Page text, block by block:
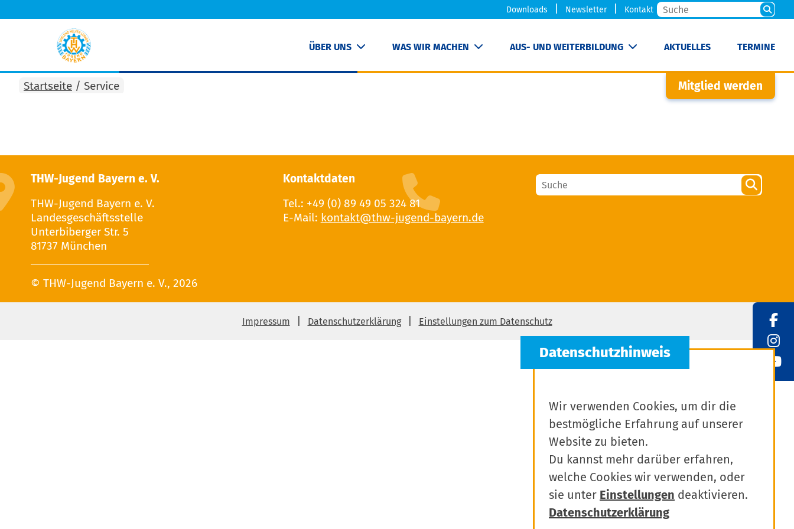
Downloads Newsletter Kontakt
ÜBER UNS WAS WIR MACHEN AUS- UND WEITERBILDUNG AKTUELLES TERMINE
Mitglied werden
Startseite / Service
THW-Jugend Bayern e. V.
THW-Jugend Bayern e. V.
Landesgeschäftsstelle
Unterbiberger Str. 5
81737 München
© THW-Jugend Bayern e. V., 2026
Kontaktdaten
Tel.: +49 (0) 89 49 05 324 81
E-Mail:
Impressum Datenschutzerklärung Einstellungen zum Datenschutz
Wir verwenden Cookies, um dir die
bestmögliche Erfahrung auf unserer
Website zu bieten.
Du kannst mehr darüber erfahren,
welche Cookies wir verwenden, oder
sie unter Einstellungen deaktivieren.
Datenschutzerklärung